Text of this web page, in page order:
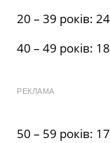
20 – 39 років:
40 – 49 років:
РЕКЛАМА
50 – 59 років: